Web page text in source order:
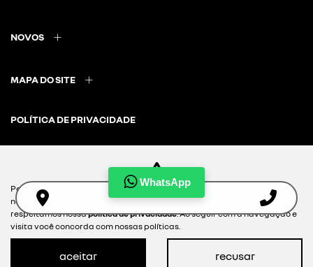
WhatsApp
NOVOS
MAPA DO SITE
POLÍTICA DE PRIVACIDADE
Desacelere. Seu bem maior é a vida.
Para otimizar sua experiência durante a navegação, fazemos uso de
nossa política de cookies e para proteger seus dados pessoais
respeitamos nossapolítica de privacidade. Ao seguir com a navegação e
visita você concorda com nossas políticas.
aceitar recusar